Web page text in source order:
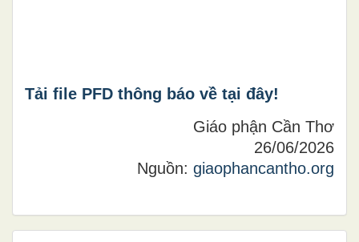
Tải file PFD thông báo về tại đây!
Giáo phận Cần Thơ
26/06/2026
Nguồn: giaophancantho.org